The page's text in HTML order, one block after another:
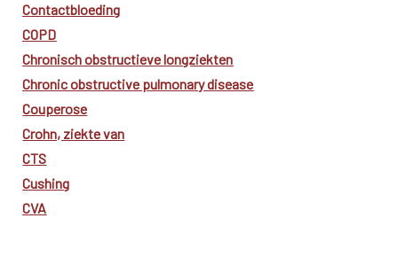
Contactbloeding
COPD
Chronisch obstructieve longziekten
Chronic obstructive pulmonary disease
Couperose
Crohn, ziekte van
CTS
Cushing
CVA